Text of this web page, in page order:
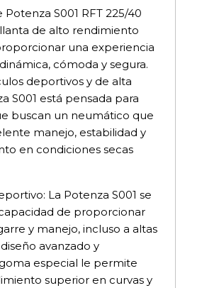
S001 RFT 225/40
llanta de alto rendimiento
una experiencia
cómoda y segura.
deportivos y de alta
S001 está pensada para
buscan un neumático que
manejo, estabilidad y
en condiciones secas
La Potenza S001 se
de proporcionar
y manejo, incluso a altas
avanzado y
especial le permite
superior en curvas y